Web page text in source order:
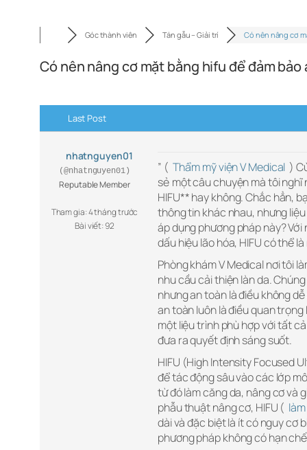
Góc thành viên Tán gẫu – Giải trí Có nên nâng cơ
Có nên nâng cơ mặt bằng hifu để đảm bảo
Last Post
nhatnguyen01
(@nhatnguyen01)
Reputable Member
Tham gia: 4 tháng trước
Bài viết: 92
” ( Thẩm mỹ viện V Medical )
sẻ một câu chuyện mà tôi
HIFU** hay không. Chắc hẳn,
thông tin khác nhau, nhưng
áp dụng phương pháp này?
dấu hiệu lão hóa, HIFU có thể
Phòng khám V Medical nơi tôi
nhu cầu cải thiện làn da.
nhưng an toàn là điều không
an toàn luôn là điều quan
một liệu trình phù hợp với tất
đưa ra quyết định sáng suốt.
HIFU (High Intensity Focused
để tác động sâu vào các lớp
từ đó làm căng da, nâng cơ và
phẫu thuật nâng cơ, HIFU (
dài và đặc biệt là ít có nguy cơ
phương pháp không có hạn